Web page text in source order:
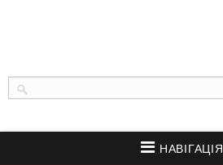
НАВІГАЦІЯ